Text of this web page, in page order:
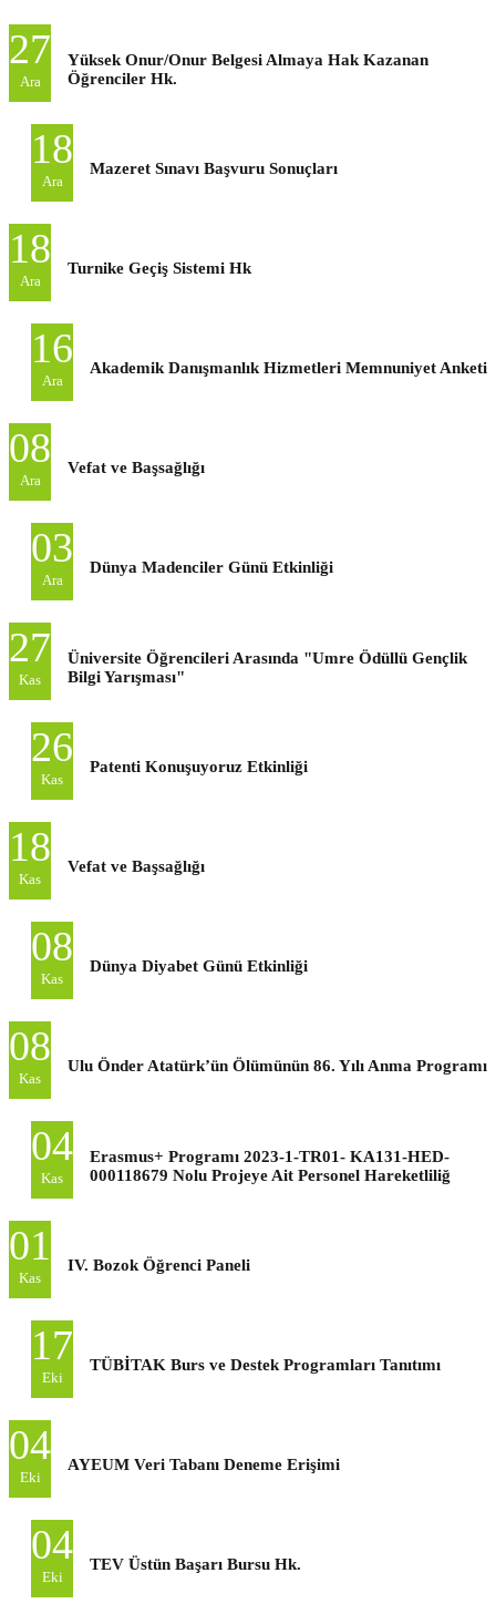
27
Ara
Yüksek Onur/Onur Belgesi Almaya Hak Kazanan
Öğrenciler Hk.
18
Ara
Mazeret Sınavı Başvuru Sonuçları
18
Ara
Turnike Geçiş Sistemi Hk
16
Ara
Akademik Danışmanlık Hizmetleri Memnuniyet Anketi
08
Ara
Vefat ve Başsağlığı
03
Ara
Dünya Madenciler Günü Etkinliği
27
Kas
Üniversite Öğrencileri Arasında "Umre Ödüllü Gençlik
Bilgi Yarışması"
26
Kas
Patenti Konuşuyoruz Etkinliği
18
Kas
Vefat ve Başsağlığı
08
Kas
Dünya Diyabet Günü Etkinliği
08
Kas
Ulu Önder Atatürk’ün Ölümünün 86. Yılı Anma Programı
04
Kas
Erasmus+ Programı 2023-1-TR01- KA131-HED-
000118679 Nolu Projeye Ait Personel Hareketliliğ
01
Kas
IV. Bozok Öğrenci Paneli
17
Eki
TÜBİTAK Burs ve Destek Programları Tanıtımı
04
Eki
AYEUM Veri Tabanı Deneme Erişimi
04
Eki
TEV Üstün Başarı Bursu Hk.